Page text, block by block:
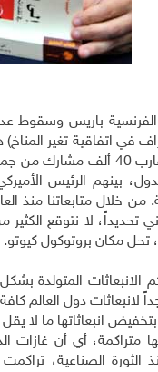
باريس وسقوط
بينهم الرئيس
تحديداً، لا نتوقع
تحل مكان بروتوكول
الانبعاثات
لانبعاثات دول العالم
متراكمة، أي أن
الصناعية،